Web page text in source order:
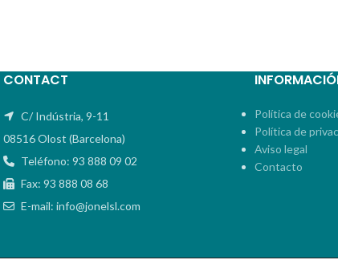
CONTACT
C/ Indústria, 9-11
08516 Olost (Barcelona)
Teléfono: 93 888 09 02
Fax: 93 888 08 68
E-mail: info@jonelsl.com
Política de
Política de
Aviso legal
Contacto